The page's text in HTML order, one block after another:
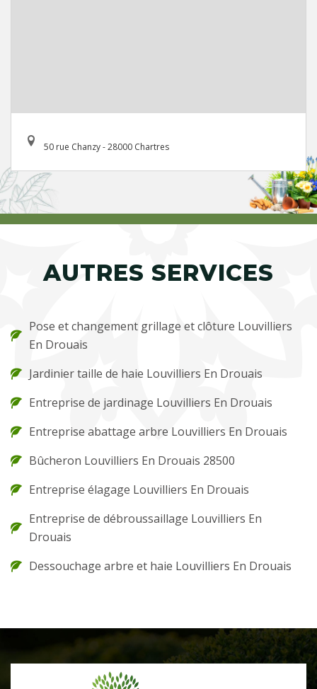
50 rue Chanzy - 28000 Chartres
AUTRES SERVICES
Pose et changement grillage et clôture Louvilliers
En Drouais
Jardinier taille de haie Louvilliers En Drouais
Entreprise de jardinage Louvilliers En Drouais
Entreprise abattage arbre Louvilliers En Drouais
Bûcheron Louvilliers En Drouais 28500
Entreprise élagage Louvilliers En Drouais
Entreprise de débroussaillage Louvilliers En
Drouais
Dessouchage arbre et haie Louvilliers En Drouais